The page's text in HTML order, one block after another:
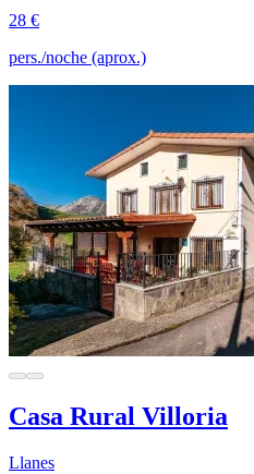
28 €
pers./noche (aprox.)
Casa Rural Villoria
Llanes